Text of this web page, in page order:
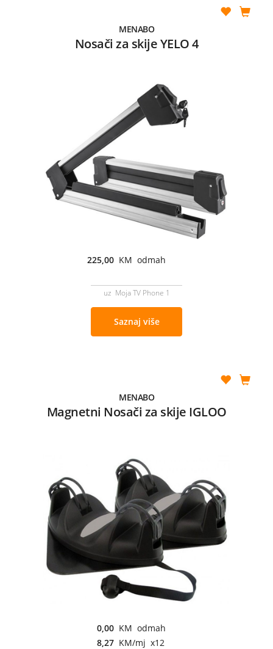
MENABO
Nosači za skije YELO 4
225,00 KM odmah
uz Moja TV Phone 1
Saznaj više
MENABO
Magnetni Nosači za skije IGLOO
0,00 KM odmah
8,27 KM/mj x12